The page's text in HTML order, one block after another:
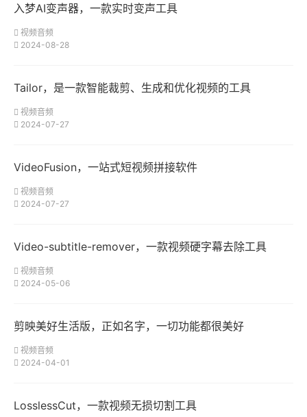
入梦AI变声器，一款实时变声工具
视频音频
2024-08-28
Tailor，是一款智能裁剪、生成和优化视频的工具
视频音频
2024-07-27
VideoFusion，一站式短视频拼接软件
视频音频
2024-07-27
Video-subtitle-remover，一款视频硬字幕去除工具
视频音频
2024-05-06
剪映美好生活版，正如名字，一切功能都很美好
视频音频
2024-04-01
LosslessCut，一款视频无损切割工具